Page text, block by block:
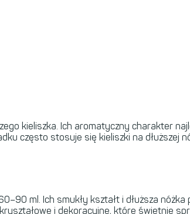
kieliszka. Ich aromatyczny charakter
często stosuje się kieliszki na dłuższej
ml. Ich smukły kształt i dłuższa
i dekoracyjne, które świetnie